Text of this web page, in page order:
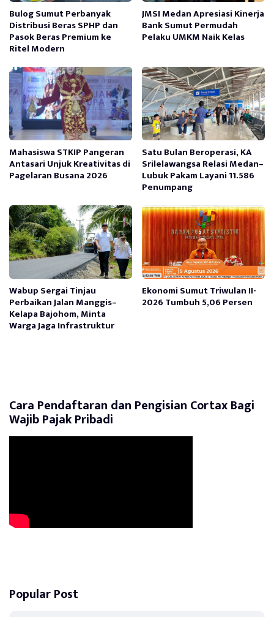
Bulog Sumut Perbanyak
Distribusi Beras SPHP dan
Pasok Beras Premium ke
Ritel Modern
JMSI Medan Apresiasi Kinerja
Bank Sumut Permudah
Pelaku UMKM Naik Kelas
Mahasiswa STKIP Pangeran
Antasari Unjuk Kreativitas di
Pagelaran Busana 2026
Satu Bulan Beroperasi, KA
Srilelawangsa Relasi Medan–
Lubuk Pakam Layani 11.586
Penumpang
Wabup Sergai Tinjau
Perbaikan Jalan Manggis–
Kelapa Bajohom, Minta
Warga Jaga Infrastruktur
Ekonomi Sumut Triwulan II-
2026 Tumbuh 5,06 Persen
Cara Pendaftaran dan Pengisian Cortax Bagi
Wajib Pajak Pribadi
Popular Post